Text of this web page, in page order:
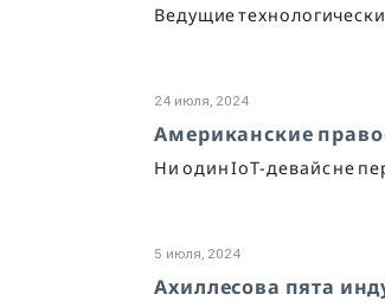
Ведущие
24 июля, 2024
Американские
Ни один IoT-девайс не
5 июля, 2024
Ахиллесова пята